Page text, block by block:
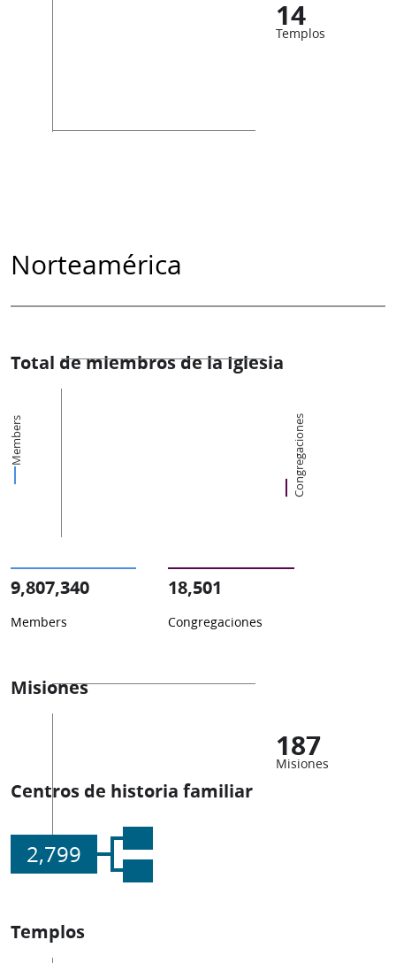
14
Templos
Norteamérica
Total de miembros de la Iglesia
Members Congregaciones
9,807,340
Members
18,501
Congregaciones
Misiones
187
Misiones
Centros de historia familiar
2,799
Templos